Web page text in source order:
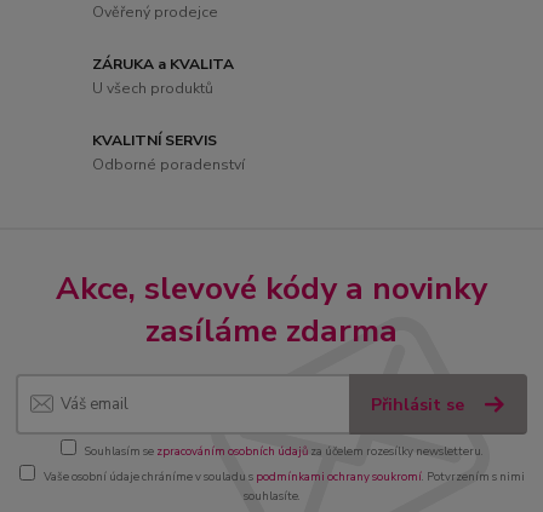
Ověřený prodejce
ZÁRUKA a KVALITA
U všech produktů
KVALITNÍ SERVIS
Odborné poradenství
Akce, slevové kódy a novinky
zasíláme zdarma
Přihlásit se
Souhlasím se zpracováním osobních údajůza účelem rozesílky newsletteru.
Vaše osobní údaje chráníme v souladu s podmínkami ochrany soukromí. Potvrzením s nimi
souhlasíte.